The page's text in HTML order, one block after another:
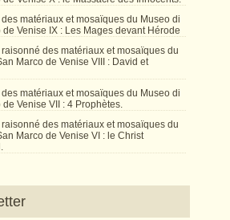
matériaux et mosaïques du Museo di
de Venise IX : Les Mages devant Hérode
des matériaux et mosaïques du
Marco de Venise VIII : David et
matériaux et mosaïques du Museo di
de Venise VII : 4 Prophètes.
des matériaux et mosaïques du
Marco de Venise VI : le Christ